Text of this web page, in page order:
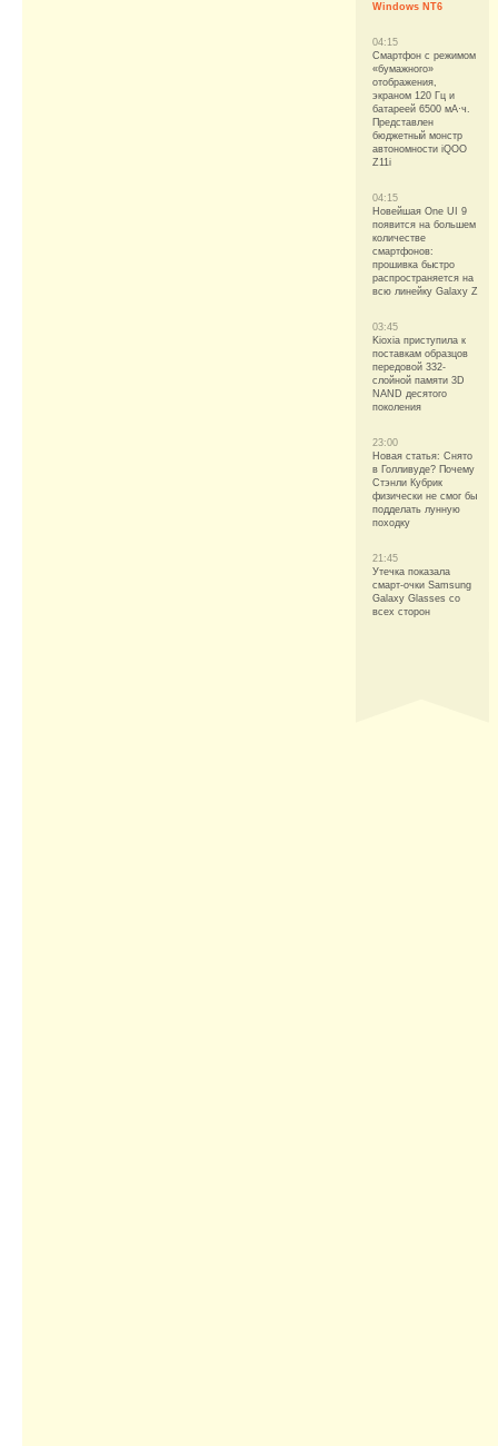
Windows NT6
04:15
Смартфон с режимом
«бумажного»
отображения,
экраном 120 Гц и
батареей 6500 мА·ч.
Представлен
бюджетный монстр
автономности iQOO
Z11i
04:15
Новейшая One UI 9
появится на большем
количестве
смартфонов:
прошивка быстро
распространяется на
всю линейку Galaxy Z
03:45
Kioxia приступила к
поставкам образцов
передовой 332-
слойной памяти 3D
NAND десятого
поколения
23:00
Новая статья: Снято
в Голливуде? Почему
Стэнли Кубрик
физически не смог бы
подделать лунную
походку
21:45
Утечка показала
смарт-очки Samsung
Galaxy Glasses со
всех сторон